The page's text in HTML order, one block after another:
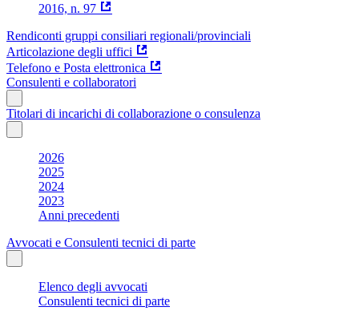
2016, n. 97
Rendiconti gruppi consiliari regionali/provinciali
Articolazione degli uffici
Telefono e Posta elettronica
Consulenti e collaboratori
Titolari di incarichi di collaborazione o consulenza
2026
2025
2024
2023
Anni precedenti
Avvocati e Consulenti tecnici di parte
Elenco degli avvocati
Consulenti tecnici di parte